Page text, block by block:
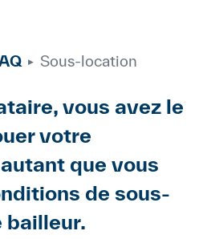
Sous-location
vous avez le
votre
que vous
de sous-
bailleur.